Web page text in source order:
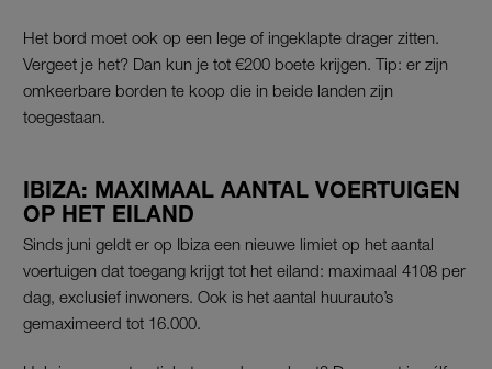
Het bord moet ook op een lege of ingeklapte drager zitten.
Vergeet je het? Dan kun je tot €200 boete krijgen. Tip: er zijn
omkeerbare borden te koop die in beide landen zijn
toegestaan.
IBIZA: MAXIMAAL AANTAL VOERTUIGEN
OP HET EILAND
Sinds juni geldt er op Ibiza een nieuwe limiet op het aantal
voertuigen dat toegang krijgt tot het eiland: maximaal 4108 per
dag, exclusief inwoners. Ook is het aantal huurauto’s
gemaximeerd tot 16.000.